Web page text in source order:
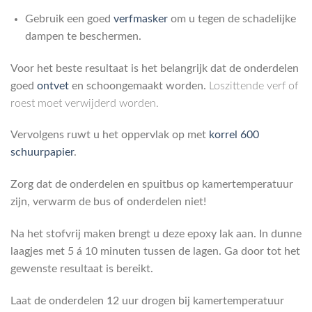
Gebruik een goed verfmaskerom u tegen de schadelijke
dampen te beschermen.
Voor het beste resultaat is het belangrijk dat de onderdelen
goed ontvet en schoongemaakt worden.
Loszittende verf of
roest moet verwijderd worden.
Vervolgens ruwt u het oppervlak op met korrel 600
schuurpapier.
Zorg dat de onderdelen en spuitbus op kamertemperatuur
zijn, verwarm de bus of onderdelen niet!
Na het stofvrij maken brengt u deze epoxy lak aan. In dunne
laagjes met 5 á 10 minuten tussen de lagen. Ga door tot het
gewenste resultaat is bereikt.
Laat de onderdelen 12 uur drogen bij kamertemperatuur